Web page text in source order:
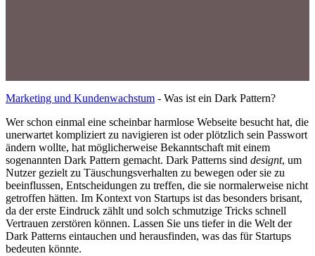
Marketing und Kundenwachstum - Was ist ein Dark Pattern?
Wer schon einmal eine scheinbar harmlose Webseite besucht hat, die
unerwartet kompliziert zu navigieren ist oder plötzlich sein Passwort
ändern wollte, hat möglicherweise Bekanntschaft mit einem
sogenannten Dark Pattern gemacht. Dark Patterns sind designt, um
Nutzer gezielt zu Täuschungsverhalten zu bewegen oder sie zu
beeinflussen, Entscheidungen zu treffen, die sie normalerweise nicht
getroffen hätten. Im Kontext von Startups ist das besonders brisant,
da der erste Eindruck zählt und solch schmutzige Tricks schnell
Vertrauen zerstören können. Lassen Sie uns tiefer in die Welt der
Dark Patterns eintauchen und herausfinden, was das für Startups
bedeuten könnte.